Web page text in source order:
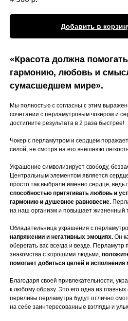
Добавить в
«Красота должна
гармонию, любовь и
сумасшедшем мире».
Мы полностью с согласны с этим
сочетании с перламутровым чокером и
достигните результата в 2 раза быстрее!
Чокер с перламутром и сердцем
силой, не смотря на его внешнюю
Украшение символизирует свободу,
Центральным элементом является
просто так выбрали именно сердце, ведь
способностью притягивать любовь и
гармонию и душевное равновесие.
на наш организм и повышает жизненный
Обладательница украшения с
напряжении и негативных эмоциях. Он
оберегать вас всегда и везде. Перламутр
знакомства с хорошими людьми,
помогает добиться целей и исполнения
Благодаря своей привлекательности,
к любому образу. Это его одна из
переливы перламутра будут отлично
на себе заинтересованные взгляды и